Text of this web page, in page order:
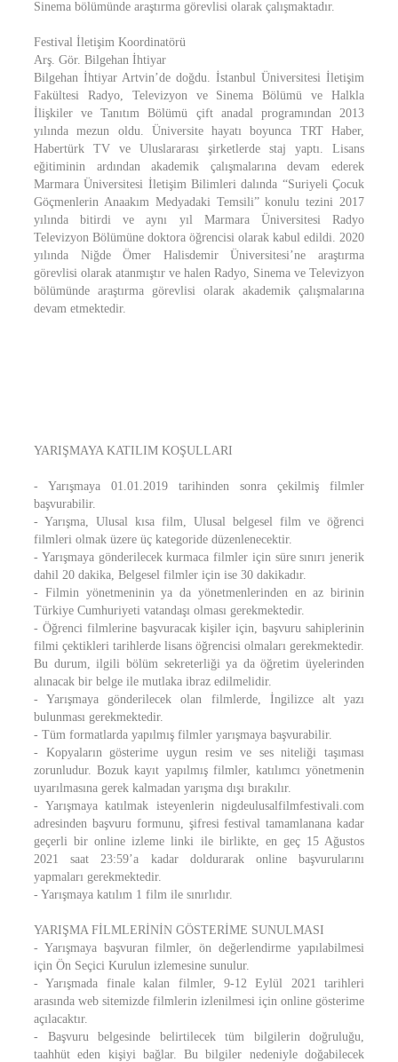
Sinema bölümünde araştırma görevlisi olarak çalışmaktadır.
Festival İletişim Koordinatörü
Arş. Gör. Bilgehan İhtiyar
Bilgehan İhtiyar Artvin’de doğdu. İstanbul Üniversitesi İletişim
Fakültesi Radyo, Televizyon ve Sinema Bölümü ve Halkla
İlişkiler ve Tanıtım Bölümü çift anadal programından 2013
yılında mezun oldu. Üniversite hayatı boyunca TRT Haber,
Habertürk TV ve Uluslararası şirketlerde staj yaptı. Lisans
eğitiminin ardından akademik çalışmalarına devam ederek
Marmara Üniversitesi İletişim Bilimleri dalında “Suriyeli Çocuk
Göçmenlerin Anaakım Medyadaki Temsili” konulu tezini 2017
yılında bitirdi ve aynı yıl Marmara Üniversitesi Radyo
Televizyon Bölümüne doktora öğrencisi olarak kabul edildi. 2020
yılında Niğde Ömer Halisdemir Üniversitesi’ne araştırma
görevlisi olarak atanmıştır ve halen Radyo, Sinema ve Televizyon
bölümünde araştırma görevlisi olarak akademik çalışmalarına
devam etmektedir.
YARIŞMAYA KATILIM KOŞULLARI
- Yarışmaya 01.01.2019 tarihinden sonra çekilmiş filmler
başvurabilir.
- Yarışma, Ulusal kısa film, Ulusal belgesel film ve öğrenci
filmleri olmak üzere üç kategoride düzenlenecektir.
- Yarışmaya gönderilecek kurmaca filmler için süre sınırı jenerik
dahil 20 dakika, Belgesel filmler için ise 30 dakikadır.
- Filmin yönetmeninin ya da yönetmenlerinden en az birinin
Türkiye Cumhuriyeti vatandaşı olması gerekmektedir.
- Öğrenci filmlerine başvuracak kişiler için, başvuru sahiplerinin
filmi çektikleri tarihlerde lisans öğrencisi olmaları gerekmektedir.
Bu durum, ilgili bölüm sekreterliği ya da öğretim üyelerinden
alınacak bir belge ile mutlaka ibraz edilmelidir.
- Yarışmaya gönderilecek olan filmlerde, İngilizce alt yazı
bulunması gerekmektedir.
- Tüm formatlarda yapılmış filmler yarışmaya başvurabilir.
- Kopyaların gösterime uygun resim ve ses niteliği taşıması
zorunludur. Bozuk kayıt yapılmış filmler, katılımcı yönetmenin
uyarılmasına gerek kalmadan yarışma dışı bırakılır.
- Yarışmaya katılmak isteyenlerin nigdeulusalfilmfestivali.com
adresinden başvuru formunu, şifresi festival tamamlanana kadar
geçerli bir online izleme linki ile birlikte, en geç 15 Ağustos
2021 saat 23:59’a kadar doldurarak online başvurularını
yapmaları gerekmektedir.
- Yarışmaya katılım 1 film ile sınırlıdır.
YARIŞMA FİLMLERİNİN GÖSTERİME SUNULMASI
- Yarışmaya başvuran filmler, ön değerlendirme yapılabilmesi
için Ön Seçici Kurulun izlemesine sunulur.
- Yarışmada finale kalan filmler, 9-12 Eylül 2021 tarihleri
arasında web sitemizde filmlerin izlenilmesi için online gösterime
açılacaktır.
- Başvuru belgesinde belirtilecek tüm bilgilerin doğruluğu,
taahhüt eden kişiyi bağlar. Bu bilgiler nedeniyle doğabilecek